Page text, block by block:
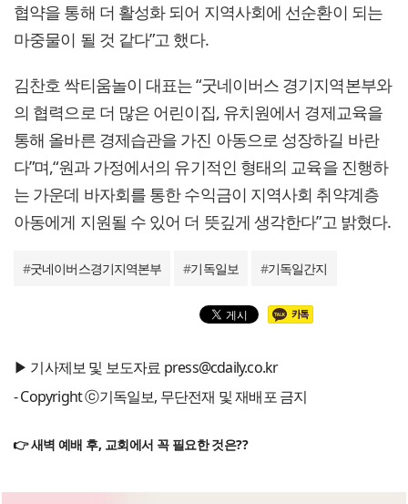
협약을 통해 더 활성화 되어 지역사회에 선순환이 되는
마중물이 될 것 같다”고 했다.
김찬호 싹티움놀이 대표는 “굿네이버스 경기지역본부와
의 협력으로 더 많은 어린이집, 유치원에서 경제교육을
통해 올바른 경제습관을 가진 아동으로 성장하길 바란
다”며,“원과 가정에서의 유기적인 형태의 교육을 진행하
는 가운데 바자회를 통한 수익금이 지역사회 취약계층
아동에게 지원될 수 있어 더 뜻깊게 생각한다”고 밝혔다.
#굿네이버스경기지역본부 #기독일보 #기독일간지
▶ 기사제보 및 보도자료 press@cdaily.co.kr
- Copyright ⓒ기독일보, 무단전재 및 재배포 금지
👉 새벽 예배 후, 교회에서 꼭 필요한 것은??